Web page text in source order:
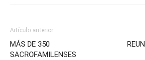
Artículo anterior
MÁS DE 350
SACROFAMILENSES